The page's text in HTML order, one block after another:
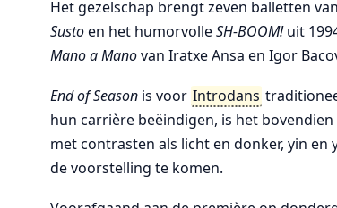
Het gezelschap brengt zeven balletten
Sustoen het humorvolleSH-BOOM!uit
Mano a Manovan Iratxe Ansa en Igor
End of Season is voor Introdans
hun carrière beëindigen, is het
met contrasten als licht en donker, yin
de voorstelling te komen.